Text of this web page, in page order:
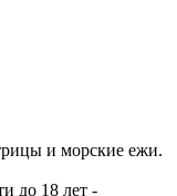
и морские ежи.
до 18 лет -